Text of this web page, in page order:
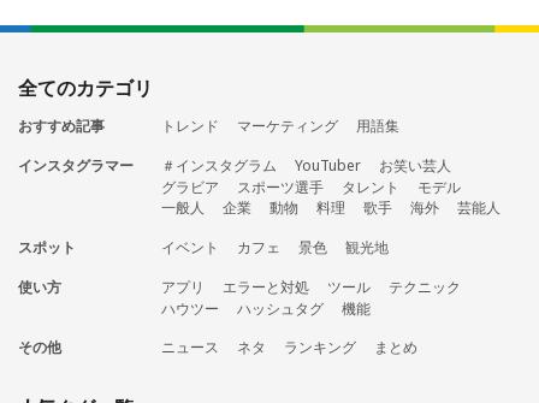
全てのカテゴリ
おすすめ記事 トレンド マーケティング
用語集
インスタグラマー
＃インスタグラム YouTuber
お笑い芸人
グラビア
スポーツ選手 タレント
モデル
一般人
企業 動物 料理 歌手 海外
芸能人
スポット
イベント カフェ 景色
観光地
使い方
アプリ エラーと対処 ツール
テクニック
ハウツー
ハッシュタグ
機能
その他
ニュース ネタ ランキング まとめ